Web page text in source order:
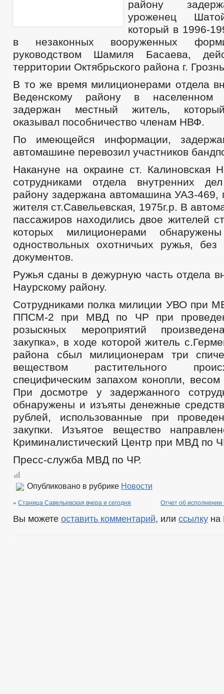
району
уроженец
который в 1996-
в незаконных вооруженных
руководством Шамиля Басаева,
территории Октябрьского района г.
В то же время милиционерами отдела
Веденскому району в населенном
задержан местный житель,
оказывал пособничество членам НВФ.
По имеющейся информации,
автомашине перевозил участников
Накануне на окраине ст. Калиновская
сотрудниками отдела внутренних
району задержана автомашина УАЗ-469,
жителя ст.Савельевская, 1975г.р. В
пассажиров находились двое жителей
которых милиционерами
одноствольных охотничьих ружья, без
документов.
Ружья сданы в дежурную часть отдела
Наурскому району.
Сотрудниками полка милиции УВО при
ППСМ-2 при МВД по ЧР при
розыскных мероприятий
закупка», в ходе которой житель
района сбыл милиционерам три
веществом растительного
специфическим запахом конопли,
При досмотре у задержанного
обнаружены и изъяты денежные
рублей, использованные при
закупки. Изъятое вещество
Криминалистический Центр при МВД по
Пресс-служба МВД по ЧР.
Опубликовано в рубрике Новости
« Станица Савельевская вчера и сегодня Отчет об
Вы можете оставить комментарий, или ссылку на